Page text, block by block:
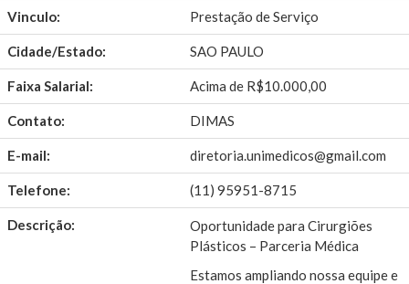
Vinculo: Prestação de Serviço
Cidade/Estado: SAO PAULO
Faixa Salarial: Acima de R$10.000,00
Contato: DIMAS
E-mail: diretoria.unimedicos@gmail.com
Telefone: (11) 95951-8715
Descrição:
Oportunidade para Cirurgiões
Plásticos – Parceria Médica
Estamos ampliando nossa equipe e